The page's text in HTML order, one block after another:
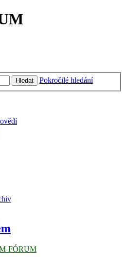
Hledat Pokročilé hledání
FÓRUM